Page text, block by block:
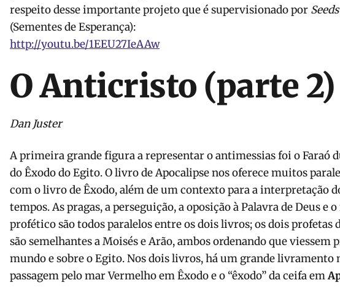
respeito desse importante projeto que é supervisionado por
(Sementes de Esperança):
http://youtu.be/1EEU27IeAAw
O Anticristo (parte 2)
Dan Juster
A primeira grande figura a representar o antimessias foi o Faraó
do Êxodo do Egito. O livro de Apocalipse nos oferece muitos
com o livro de Êxodo, além de um contexto para a interpretação
tempos. As pragas, a perseguição, a oposição à Palavra de Deus e
profético são todos paralelos entre os dois livros; os dois profetas
são semelhantes a Moisés e Arão, ambos ordenando que viessem
mundo e sobre o Egito. Nos dois livros, há um grande livramento
passagem pelo mar Vermelho em Êxodo e o “êxodo” da ceifa em